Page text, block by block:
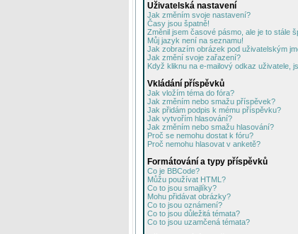
Uživatelská nastavení
Jak změním svoje nastavení?
Časy jsou špatně!
Změnil jsem časové pásmo, ale je to stále
Můj jazyk není na seznamu!
Jak zobrazím obrázek pod uživatelským
Jak změní svoje zařazení?
Když kliknu na e-mailový odkaz uživatele,
Vkládání příspěvků
Jak vložím téma do fóra?
Jak změním nebo smažu příspěvek?
Jak přidám podpis k mému příspěvku?
Jak vytvořím hlasování?
Jak změním nebo smažu hlasování?
Proč se nemohu dostat k fóru?
Proč nemohu hlasovat v anketě?
Formátování a typy příspěvků
Co je BBCode?
Můžu používat HTML?
Co to jsou smajlíky?
Mohu přidávat obrázky?
Co to jsou oznámení?
Co to jsou důležitá témata?
Co to jsou uzamčená témata?